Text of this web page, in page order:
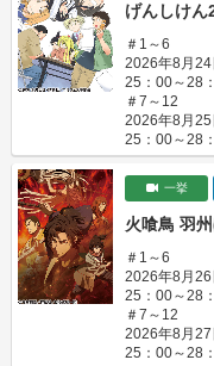
げんしけん
＃1～6
2026年8月24
25：00～28
＃7～12
2026年8月25
25：00～28
一挙
火喰鳥 羽
＃1～6
2026年8月26
25：00～28
＃7～12
2026年8月27
25：00～28